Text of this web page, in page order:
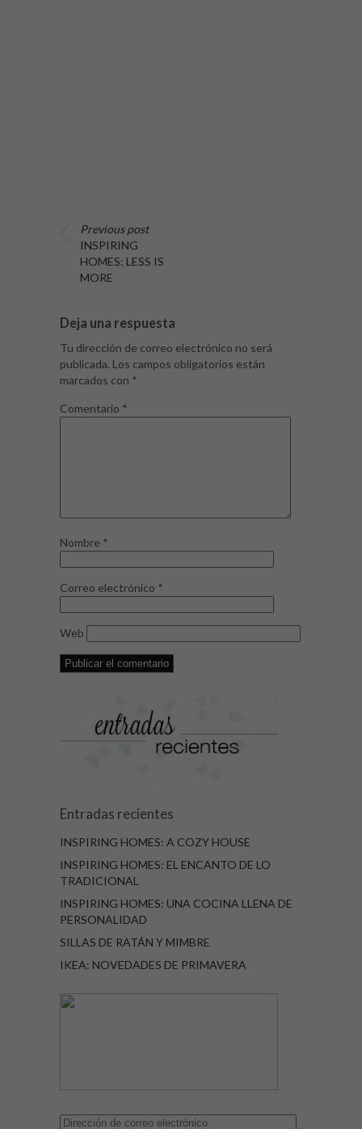
Previous post
INSPIRING
HOMES: LESS IS
MORE
Deja una respuesta
Tu dirección de correo electrónico no será
publicada. Los campos obligatorios están
marcados con *
Comentario *
Nombre *
Correo electrónico *
Web
Entradas recientes
INSPIRING HOMES: A COZY HOUSE
INSPIRING HOMES: EL ENCANTO DE LO
TRADICIONAL
INSPIRING HOMES: UNA COCINA LLENA DE
PERSONALIDAD
SILLAS DE RATÁN Y MIMBRE
IKEA: NOVEDADES DE PRIMAVERA
Dirección